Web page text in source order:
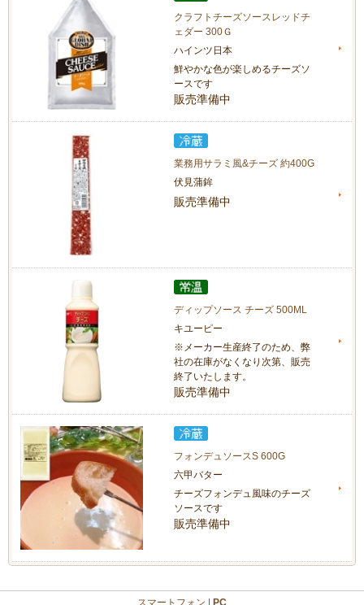
クラフトチーズソースレッドチ
ェダー 300Ｇ
ハインツ日本
鮮やかな色が楽しめるチーズソ
ースです
販売準備中
業務用サラミ風&チーズ 約400G
伏見蒲鉾
販売準備中
ディップソース チーズ 500ML
キユーピー
※メーカー生産終了のため、弊
社の在庫がなくなり次第、販売
終了いたします。
販売準備中
フォンデュソースS 600G
六甲バター
チーズフォンデュ風味のチーズ
ソースです
販売準備中
スマートフォン | PC